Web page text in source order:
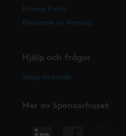
Privacy Policy
Registrera ny förening
Hjälp och frågor
Skapa ett ärende
Mer av Sponsorhuset